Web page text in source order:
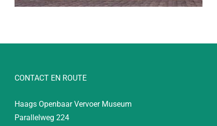
CONTACT EN ROUTE
Haags Openbaar Vervoer Museum
Parallelweg 224